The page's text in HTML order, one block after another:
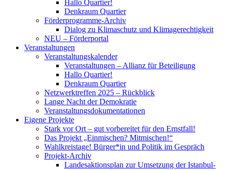
Hallo Quartier!
Denkraum Quartier
Förderprogramme-Archiv
Dialog zu Klimaschutz und Klimagerechtigkeit
NEU – Förderportal
Veranstaltungen
Veranstaltungskalender
Veranstaltungen – Allianz für Beteiligung
Hallo Quartier!
Denkraum Quartier
Netzwerktreffen 2025 – Rückblick
Lange Nacht der Demokratie
Veranstaltungsdokumentationen
Eigene Projekte
Stark vor Ort – gut vorbereitet für den Ernstfall!
Das Projekt „Einmischen? Mitmischen!“
Wahlkreistage! Bürger*in und Politik im Gespräch
Projekt-Archiv
Landesaktionsplan zur Umsetzung der Istanbul-